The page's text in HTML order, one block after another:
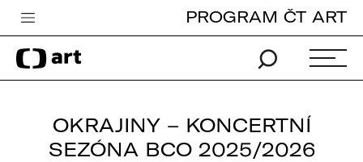
Česká televize
Zpravodajství
iVysílání
PROGRAM ČT ART
OKRAJINY – KONCERTNÍ
SEZÓNA BCO 2025/2026